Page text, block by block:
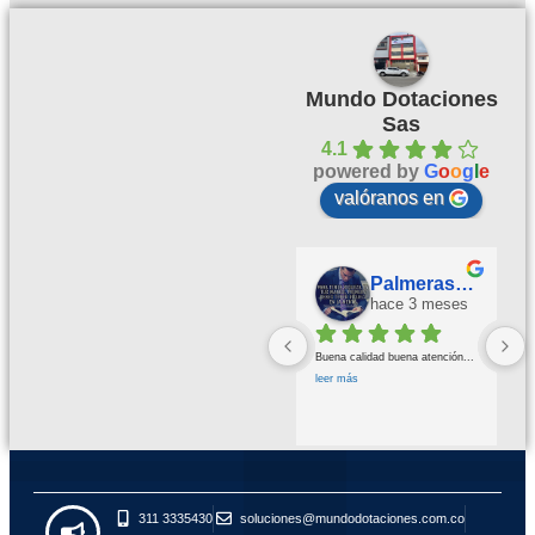
Mundo Dotaciones
Sas
4.1
powered by Goog e
valóranos en
Palmeras Doradas
hace 3 meses
Buena calidad buena atención
leer más
311 3335430 soluciones@mundodotaciones.com.co